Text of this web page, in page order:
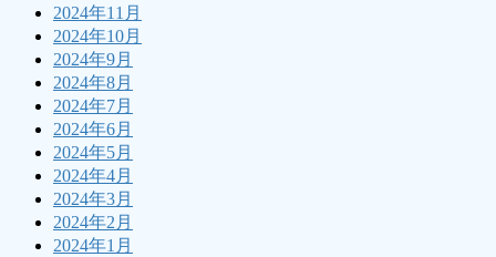
2024年11月
2024年10月
2024年9月
2024年8月
2024年7月
2024年6月
2024年5月
2024年4月
2024年3月
2024年2月
2024年1月